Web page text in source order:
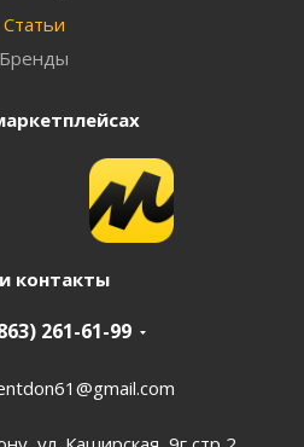
Статьи
Бренды
контакты
261-61-99